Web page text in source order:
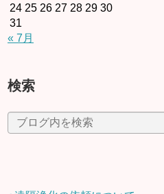
24 25 26 27 28 29 30
31
« 7月
検索